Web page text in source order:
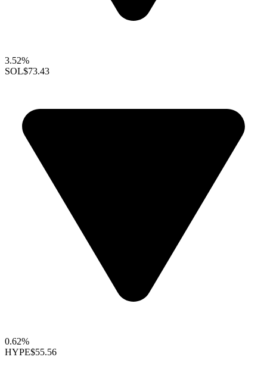
3.52%
SOL$73.43
0.62%
HYPE$55.56